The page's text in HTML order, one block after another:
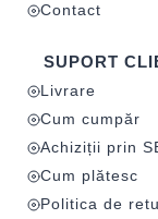
Contact
SUPORT
Livrare
Cum cumpăr
Achiziții prin
Cum plătesc
Politica de